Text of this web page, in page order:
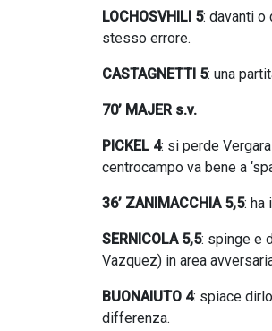
LOCHOSVHILI 5: davanti o
stesso errore.
CASTAGNETTI 5: una
70’ MAJER s.v.
PICKEL 4: si perde
centrocampo va bene a
36’ ZANIMACCHIA 5,5: ha
SERNICOLA 5,5: spinge e
Vazquez) in area
BUONAIUTO 4: spiace
differenza.